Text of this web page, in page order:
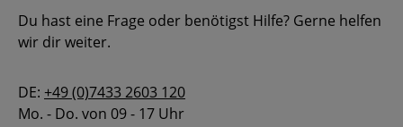
Du hast eine Frage oder benötigst Hilfe? Gerne helfen
wir dir weiter.
DE: +49 (0)7433 2603 120
Mo. - Do. von 09 - 17 Uhr